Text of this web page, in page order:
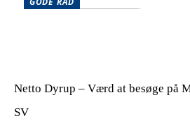
Netto Dyrup – Værd at besøge på
SV